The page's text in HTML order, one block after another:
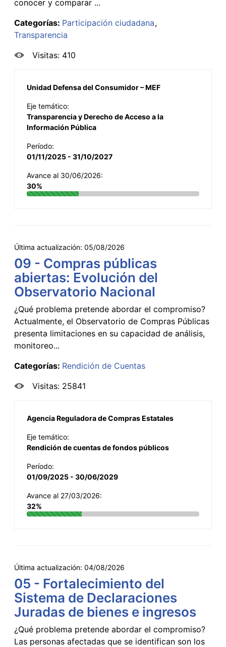
conocer y comparar ...
Categorías: Participación ciudadana
Transparencia
Visitas: 410
Unidad Defensa del Consumidor – MEF
Eje temático:
Transparencia y Derecho de Acceso a la
Información Pública
Período:
01/11/2025 - 31/10/2027
Avance al 30/06/2026:
30%
Última actualización: 05/08/2026
09 - Compras públicas
abiertas: Evolución del
Observatorio Nacional
¿Qué problema pretende abordar el compromiso?
Actualmente, el Observatorio de Compras Públicas
presenta limitaciones en su capacidad de análisis,
monitoreo...
Categorías: Rendición de Cuentas
Visitas: 25841
Agencia Reguladora de Compras Estatales
Eje temático:
Rendición de cuentas de fondos públicos
Período:
01/09/2025 - 30/06/2029
Avance al 27/03/2026:
32%
Última actualización: 04/08/2026
05 - Fortalecimiento del
Sistema de Declaraciones
Juradas de bienes e ingresos
¿Qué problema pretende abordar el compromiso?
Las personas afectadas que se identifican son los